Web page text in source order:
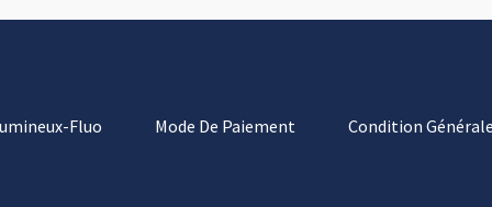
Fluo Mode De Paiement Condition